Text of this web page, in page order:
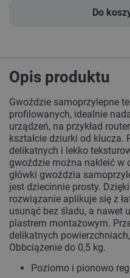
Do
Opis produktu
Gwoździe samoprzylepne
profilowanych, idealnie
urządzeń, na przykład
kształcie dziurki od
delikatnych i lekko
gwoździe można nakleić w
główki gwoździa
jest dziecinnie prosty.
rozwiązanie aplikuje się z
usunąć bez śladu, a nawet
plastrem montażowym.
delikatnych
Obbciążenie do 0,5 kg.
Poziomo i pionowo